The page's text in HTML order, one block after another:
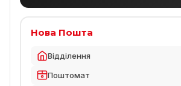
Нова Пошта
Відділення
Поштомат